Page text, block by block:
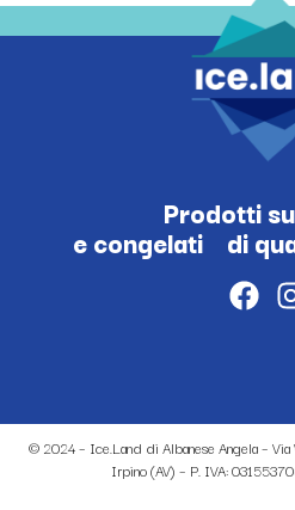
Prodotti
e congelati di
© 2024 – Ice.Land di Albanese Angela –
Irpino (AV) – P. IVA: